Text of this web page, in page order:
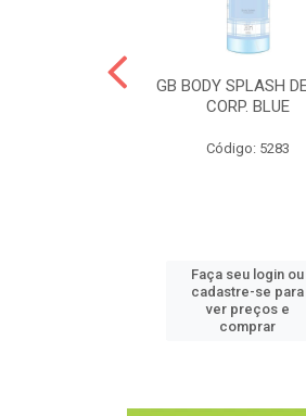
GB BODY SPLASH
CORP. BLUE
Código: 5283
Faça seu login ou
cadastre-se para
ver preços e
comprar